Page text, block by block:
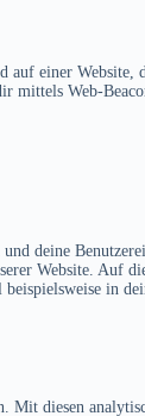
auf einer Website,
mittels Web-
deine
Website. Auf
in
Mit diesen